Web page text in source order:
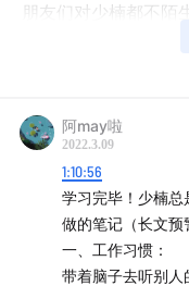
朋友们对少楠都不陌
驿》播客的一个联动
欢迎大家收听！
本期节目福利
欢迎大家在评论区分
会选出最真诚的听
阿may啦
2022.3.09
1:10:56
学习完毕！少楠
做的笔记（长文预
一、工作习惯：
带着脑子去听别